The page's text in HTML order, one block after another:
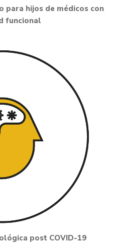
para hijos de médicos con
funcional
post COVID-19